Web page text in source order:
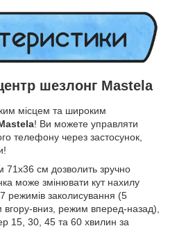
шезлонг Mastela
місцем та широким
! Ви можете управляти
телефону через застосунок,
71х36 см дозволить зручно
може змінювати кут нахилу
режимів заколисування (5
вгору-вниз, режим вперед-назад),
15, 30, 45 та 60 хвилин за